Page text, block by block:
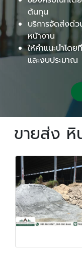
ต้นทุน
บริการจัดส่งด่
หน้างาน
ให้คำแนะนำโด
และงบประมาณ
ขายส่ง หิ